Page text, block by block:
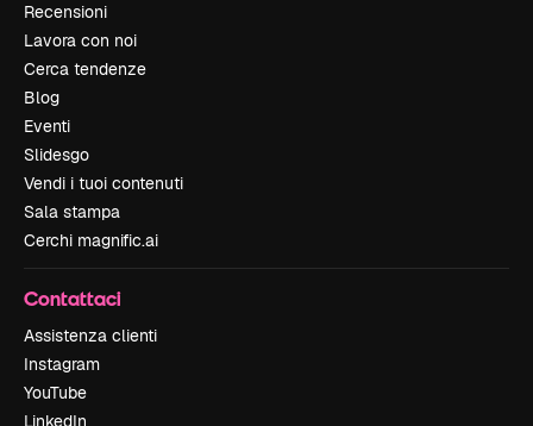
Recensioni
Lavora con noi
Cerca tendenze
Blog
Eventi
Slidesgo
Vendi i tuoi contenuti
Sala stampa
Cerchi magnific.ai
Contattaci
Assistenza clienti
Instagram
YouTube
LinkedIn